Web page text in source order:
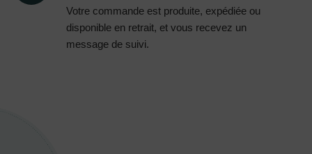
Votre commande est produite, expédiée ou
disponible en retrait, et vous recevez un
message de suivi.